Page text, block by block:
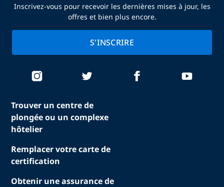
Trouver un centre de
plongée ou un complexe
hôtelier
Remplacer votre carte de
certification
Obtenir une assurance de
Inscrivez-vous pour recevoir les dernières mises à jour, les
offres et bien plus encore.
S'INSCRIRE